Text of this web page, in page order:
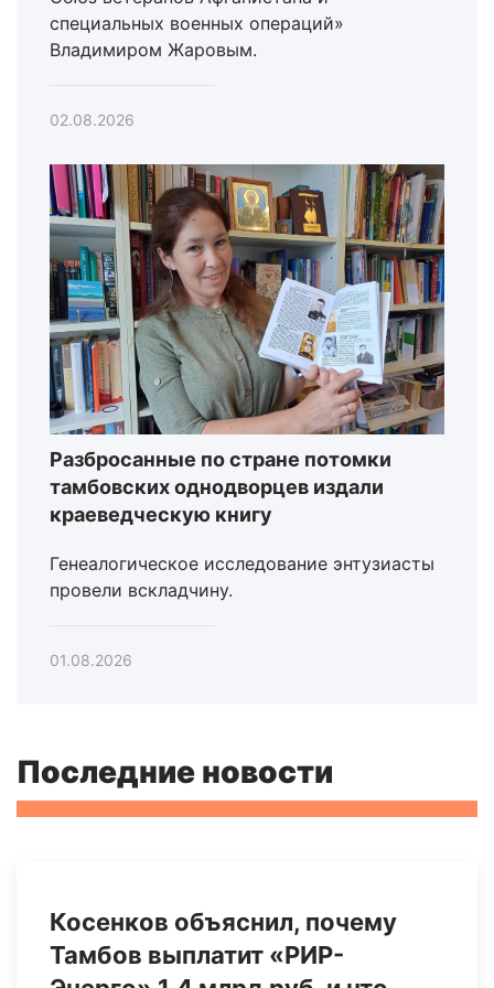
специальных военных операций»
Владимиром Жаровым.
02.08.2026
Разбросанные по стране потомки
тамбовских однодворцев издали
краеведческую книгу
Генеалогическое исследование энтузиасты
провели вскладчину.
01.08.2026
Последние новости
Косенков объяснил, почему
Тамбов выплатит «РИР-